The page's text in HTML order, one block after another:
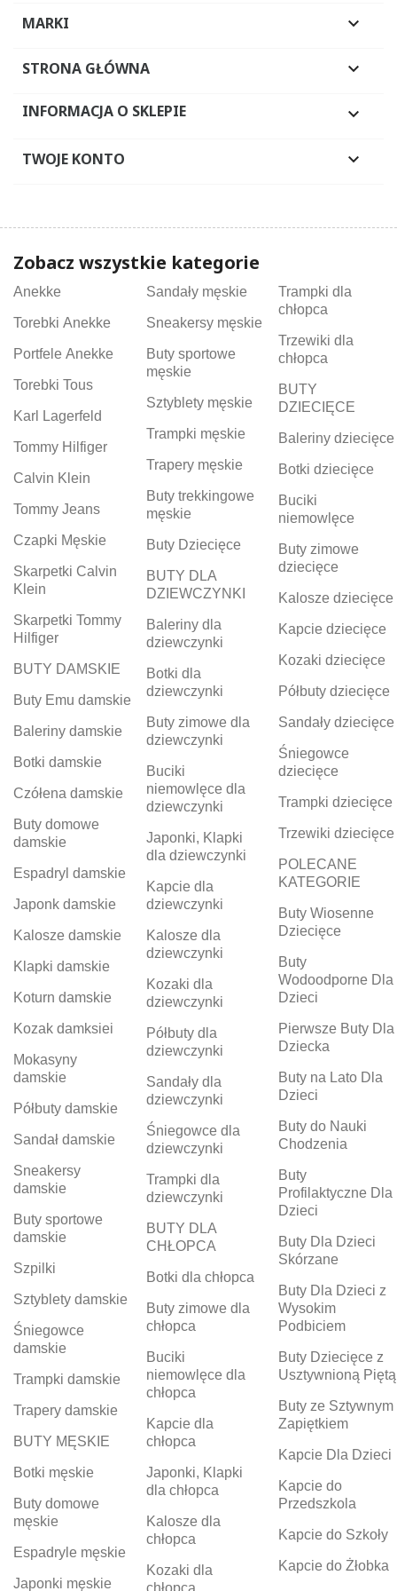
MARKI 
STRONA GŁÓWNA 
INFORMACJA O SKLEPIE 
TWOJE KONTO 
Zobacz wszystkie kategorie
Anekke
Torebki Anekke
Portfele Anekke
Torebki Tous
Karl Lagerfeld
Tommy Hilfiger
Calvin Klein
Tommy Jeans
Czapki Męskie
Skarpetki Calvin
Klein
Skarpetki Tommy
Hilfiger
BUTY DAMSKIE
Buty Emu damskie
Baleriny damskie
Botki damskie
Czółena damskie
Buty domowe
damskie
Espadryl damskie
Japonk damskie
Kalosze damskie
Klapki damskie
Koturn damskie
Kozak damksiei
Mokasyny
damskie
Półbuty damskie
Sandał damskie
Sneakersy
damskie
Buty sportowe
damskie
Szpilki
Sztyblety damskie
Śniegowce
damskie
Trampki damskie
Trapery damskie
BUTY MĘSKIE
Botki męskie
Buty domowe
męskie
Espadryle męskie
Japonki męskie
Sandały męskie
Sneakersy męskie
Buty sportowe
męskie
Sztyblety męskie
Trampki męskie
Trapery męskie
Buty trekkingowe
męskie
Buty Dziecięce
BUTY DLA
DZIEWCZYNKI
Baleriny dla
dziewczynki
Botki dla
dziewczynki
Buty zimowe dla
dziewczynki
Buciki
niemowlęce dla
dziewczynki
Japonki, Klapki
dla dziewczynki
Kapcie dla
dziewczynki
Kalosze dla
dziewczynki
Kozaki dla
dziewczynki
Półbuty dla
dziewczynki
Sandały dla
dziewczynki
Śniegowce dla
dziewczynki
Trampki dla
dziewczynki
BUTY DLA
CHŁOPCA
Botki dla chłopca
Buty zimowe dla
chłopca
Buciki
niemowlęce dla
chłopca
Kapcie dla
chłopca
Japonki, Klapki
dla chłopca
Kalosze dla
chłopca
Kozaki dla
chłopca
Trampki dla
chłopca
Trzewiki dla
chłopca
BUTY
DZIECIĘCE
Baleriny dziecięce
Botki dziecięce
Buciki
niemowlęce
Buty zimowe
dziecięce
Kalosze dziecięce
Kapcie dziecięce
Kozaki dziecięce
Półbuty dziecięce
Sandały dziecięce
Śniegowce
dziecięce
Trampki dziecięce
Trzewiki dziecięce
POLECANE
KATEGORIE
Buty Wiosenne
Dziecięce
Buty
Wodoodporne Dla
Dzieci
Pierwsze Buty Dla
Dziecka
Buty na Lato Dla
Dzieci
Buty do Nauki
Chodzenia
Buty
Profilaktyczne Dla
Dzieci
Buty Dla Dzieci
Skórzane
Buty Dla Dzieci z
Wysokim
Podbiciem
Buty Dziecięce z
Usztywnioną Piętą
Buty ze Sztywnym
Zapiętkiem
Kapcie Dla Dzieci
Kapcie do
Przedszkola
Kapcie do Szkoły
Kapcie do Żłobka